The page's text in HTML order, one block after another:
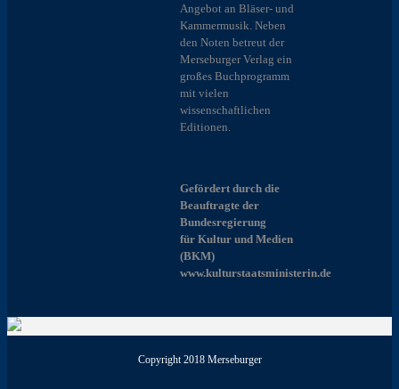
Angebot an Bläser- und
Kammermusik. Neben
den Noten betreut der
Merseburger Verlag ein
großes Buchprogramm
mit vielen
wissenschaftlichen
Editionen.
Gefördert durch die
Beauftragte der
Bundesregierung
für Kultur und Medien
(BKM)
www.kulturstaatsministerin.de
Copyright 2018 Merseburger